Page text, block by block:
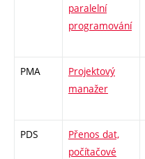
paralelní
programování
PMA
Projektový
manažer
PDS
Přenos dat,
počítačové